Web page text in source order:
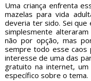
Uma criança enfrenta
mazelas para vida
deveria ter sido. Sei que
simplesmente
não por opção, mas
sempre todo esse caos
interesse de uma das
gratuito na internet,
específico sobre o tema.